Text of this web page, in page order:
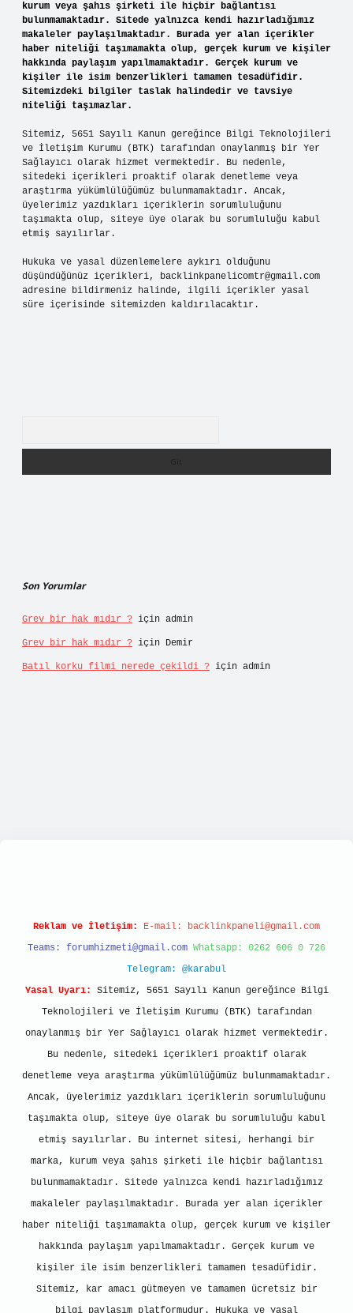
kurum veya şahıs şirketi ile hiçbir bağlantısı
bulunmamaktadır. Sitede yalnızca kendi hazırladığımız
makaleler paylaşılmaktadır. Burada yer alan içerikler
haber niteliği taşımamakta olup, gerçek kurum ve kişiler
hakkında paylaşım yapılmamaktadır. Gerçek kurum ve
kişiler ile isim benzerlikleri tamamen tesadüfidir.
Sitemizdeki bilgiler taslak halindedir ve tavsiye
niteliği taşımazlar.
Sitemiz, 5651 Sayılı Kanun gereğince Bilgi Teknolojileri
ve İletişim Kurumu (BTK) tarafından onaylanmış bir Yer
Sağlayıcı olarak hizmet vermektedir. Bu nedenle,
sitedeki içerikleri proaktif olarak denetleme veya
araştırma yükümlülüğümüz bulunmamaktadır. Ancak,
üyelerimiz yazdıkları içeriklerin sorumluluğunu
taşımakta olup, siteye üye olarak bu sorumluluğu kabul
etmiş sayılırlar.
Hukuka ve yasal düzenlemelere aykırı olduğunu
düşündüğünüz içerikleri, backlinkpanelicomtr@gmail.com
adresine bildirmeniz halinde, ilgili içerikler yasal
süre içerisinde sitemizden kaldırılacaktır.
Son Yorumlar
Grev bir hak mıdır ? için admin
Grev bir hak mıdır ? için Demir
Batıl korku filmi nerede çekildi ? için admin
Reklam ve İletişim: E-mail: backlinkpaneli@gmail.com
Teams: forumhizmeti@gmail.com Whatsapp: 0262 606 0 726
Telegram: @karabul
Yasal Uyarı:
Sitemiz, 5651 Sayılı Kanun gereğince Bilgi
Teknolojileri ve İletişim Kurumu (BTK) tarafından
onaylanmış bir Yer Sağlayıcı olarak hizmet vermektedir.
Bu nedenle, sitedeki içerikleri proaktif olarak
denetleme veya araştırma yükümlülüğümüz bulunmamaktadır.
Ancak, üyelerimiz yazdıkları içeriklerin sorumluluğunu
taşımakta olup, siteye üye olarak bu sorumluluğu kabul
etmiş sayılırlar. Bu internet sitesi, herhangi bir
marka, kurum veya şahıs şirketi ile hiçbir bağlantısı
bulunmamaktadır. Sitede yalnızca kendi hazırladığımız
makaleler paylaşılmaktadır. Burada yer alan içerikler
haber niteliği taşımamakta olup, gerçek kurum ve kişiler
hakkında paylaşım yapılmamaktadır. Gerçek kurum ve
kişiler ile isim benzerlikleri tamamen tesadüfidir.
Sitemiz, kar amacı gütmeyen ve tamamen ücretsiz bir
bilgi paylaşım platformudur. Hukuka ve yasal